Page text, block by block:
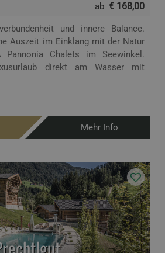
ab € 168,00
und innere Balance.
Auszeit im Einklang mit der Natur
Chalets im Seewinkel.
direkt am Wasser mit
Mehr Info